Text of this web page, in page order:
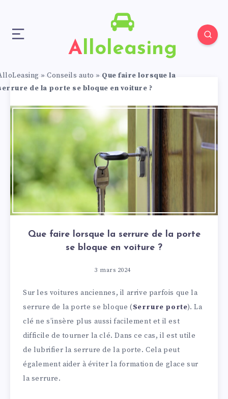
Alloleasing
» Conseils auto » Que faire lorsque la
de la porte se bloque en voiture ?
Que faire lorsque la serrure de la porte
se bloque en voiture ?
3 mars 2024
Sur les voitures anciennes, il arrive parfois que la
serrure de la porte se bloque (Serrure porte). La
clé ne s’insère plus aussi facilement et il est
difficile de tourner la clé. Dans ce cas, il est utile
de lubrifier la serrure de la porte. Cela peut
également aider à éviter la formation de glace sur
la serrure.